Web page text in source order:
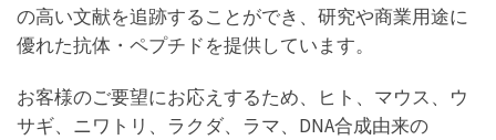
の高い文献を追跡することができ、研究や商業用途に
優れた抗体・ペプチドを提供しています。
お客様のご要望にお応えするため、ヒト、マウス、ウ
サギ、ニワトリ、ラクダ、ラマ、DNA合成由来の